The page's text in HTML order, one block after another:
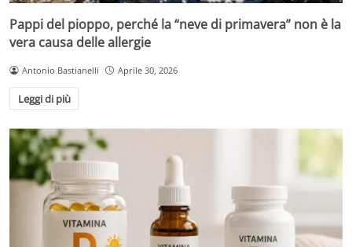
Pappi del pioppo, perché la “neve di primavera” non è la
vera causa delle allergie
Antonio Bastianelli Aprile 30, 2026
Leggi di più